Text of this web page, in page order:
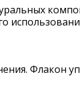
Флакон